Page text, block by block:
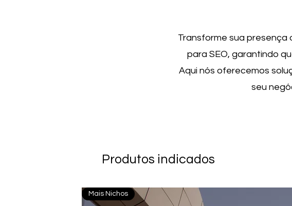
Transforme sua presença
para SEO, garantindo
Aqui nós oferecemos
seu
Produtos indicados
Mais Nichos